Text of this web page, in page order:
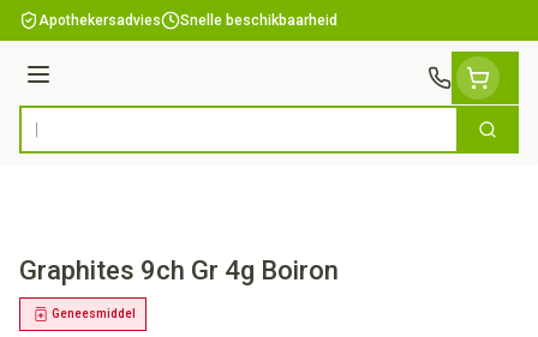
Ga naar de inhoud
Apothekersadvies Snelle beschikbaarheid
Menu
Product, merk, categorie... Zoek
Graphites 9ch Gr 4g Boiron
Geneesmiddel